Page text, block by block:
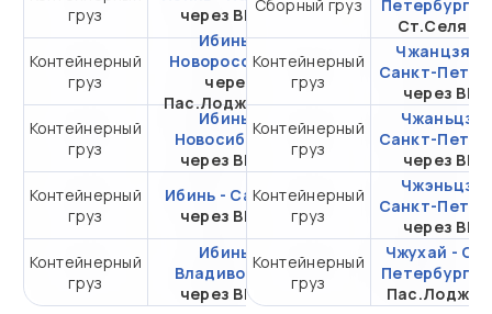
груз
через ВМТП
20DC
Контейнерный
груз
Ибинь -
Новороссийск
через
Пас.Лоджистик
от 509 112,25 ₽ за
20DC
Контейнерный
груз
Ибинь -
Новосибирск
через ВМТП
от 333 025,98 ₽ за
20DC
Контейнерный
груз
Ибинь - Самара
через ВМТП
от 400 457,25 ₽ за
20DC
Контейнерный
груз
Ибинь -
Владивосток
через ВМТП
от 136 155,91 ₽ за
20DC
Сборный груз
Петербург
Контейнерный
груз
Санкт-
через
Контейнерный
груз
Санкт-
через
Контейнерный
груз
Санкт-
через
Контейнерный
груз
Чжухай -
Петербург